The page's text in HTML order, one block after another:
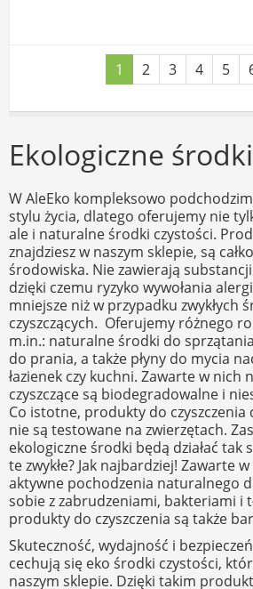
1 2 3 4 5
Ekologiczne
W AleEko kompleksowo
stylu życia, dlatego oferujemy nie
ale i naturalne środki czystości.
znajdziesz w naszym sklepie, są
środowiska. Nie zawierają
dzięki czemu ryzyko wywołania
mniejsze niż w przypadku zwykłych
czyszczących. Oferujemy różnego
m.in.: naturalne środki do
do prania, a także płyny do mycia
łazienek czy kuchni. Zawarte w
czyszczące są biodegradowalne i
Co istotne, produkty do czyszczenia
nie są testowane na zwierzętach.
ekologiczne środki będą działać tak
te zwykłe? Jak najbardziej! Zawarte
aktywne pochodzenia naturalnego
sobie z zabrudzeniami, bakteriami i
produkty do czyszczenia są także
Skuteczność, wydajność i
cechują się eko środki czystości,
naszym sklepie. Dzięki takim